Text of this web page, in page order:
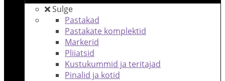
Sulge
Pastakad
Pastakate komplektid
Markerid
Pliiatsid
Kustukummid ja teritajad
Pinalid ja kotid